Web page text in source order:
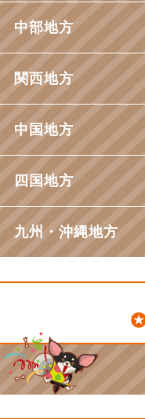
中部地方
関西地方
中国地方
四国地方
九州・沖縄地方